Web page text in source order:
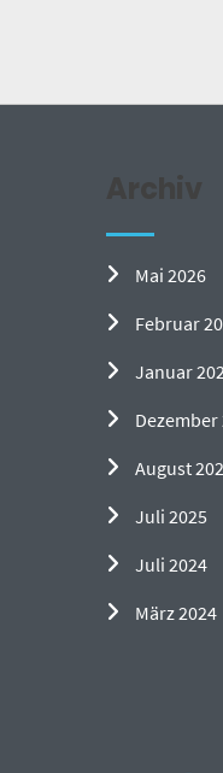
Archiv
Mai 2026
Februar
Januar
Dezember
August
Juli 2025
Juli 2024
März 2024